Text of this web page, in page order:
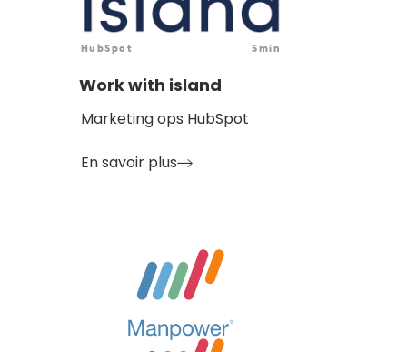
HubSpot 5min
Work with island
Marketing ops HubSpot
En savoir plus